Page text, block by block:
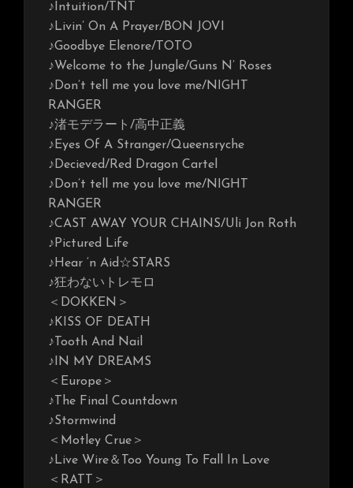
♪Intuition/TNT
♪Livin’ On A Prayer/BON JOVI
♪Goodbye Elenore/TOTO
♪Welcome to the Jungle/Guns N’ Roses
♪Don’t tell me you love me/NIGHT
RANGER
♪渚モデラート/高中正義
♪Eyes Of A Stranger/Queensryche
♪Decieved/Red Dragon Cartel
♪Don’t tell me you love me/NIGHT
RANGER
♪CAST AWAY YOUR CHAINS/Uli Jon Roth
♪Pictured Life
♪Hear ‘n Aid☆STARS
♪狂わないトレモロ
＜DOKKEN＞
♪KISS OF DEATH
♪Tooth And Nail
♪IN MY DREAMS
＜Europe＞
♪The Final Countdown
♪Stormwind
＜Motley Crue＞
♪Live Wire＆Too Young To Fall In Love
＜RATT＞